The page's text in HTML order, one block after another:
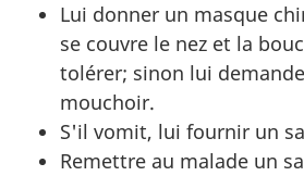
Lui donner un masque
se couvre le nez et la
tolérer; sinon lui
mouchoir.
S'il vomit, lui fournir un
Remettre au malade un